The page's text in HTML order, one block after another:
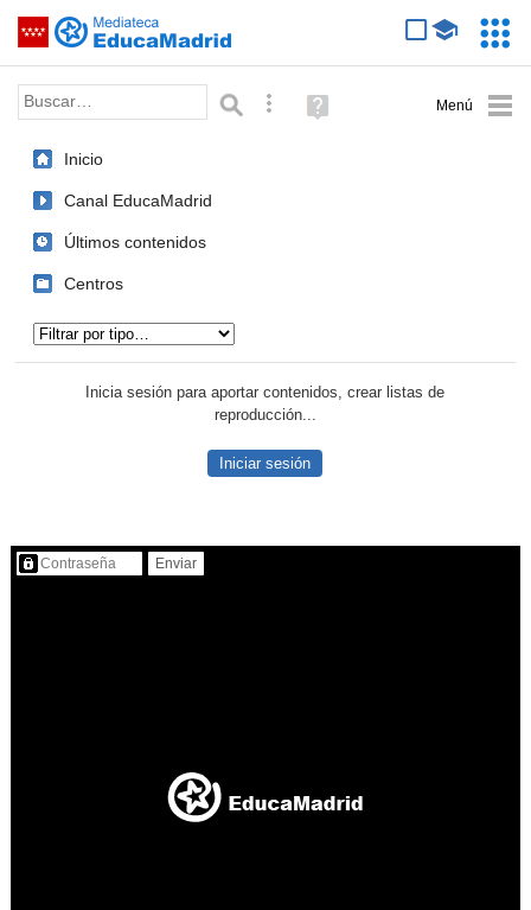
Saltar navegación
Palabra o frase: Búsqueda avanzada
Ayuda
(en
Inicio
Canal EducaMadrid
Últimos contenidos
Centros
Inicia sesión para aportar contenidos, crear listas de
reproducción...
Iniciar sesión
Contenido protegido…